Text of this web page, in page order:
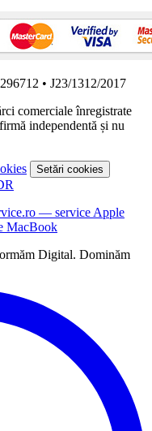
• J23/1312/2017
comerciale înregistrate
independentă și nu
Setări cookies
— service Apple
MacBook
Digital. Dominăm